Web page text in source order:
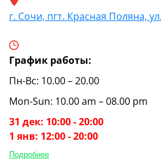
г. Сочи, пгт. Красная Поляна,
График работы:
Пн-Вс: 10.00 – 20.00
Mon-Sun: 10.00 am – 08.00 pm
31 дек: 10:00 - 20:00
1 янв: 12:00 - 20:00
Подробнее